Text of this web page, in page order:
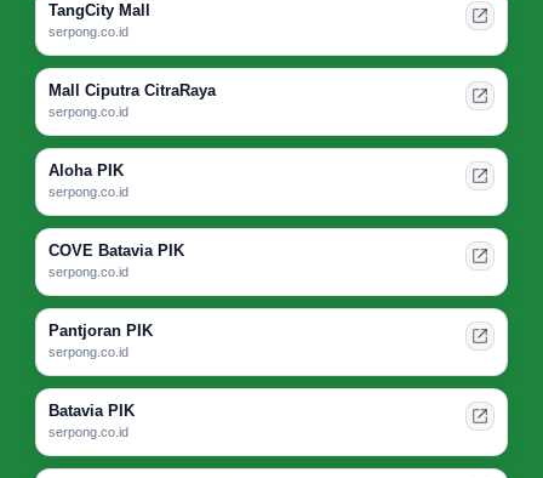
TangCity Mall
serpong.co.id
Mall Ciputra CitraRaya
serpong.co.id
Aloha PIK
serpong.co.id
COVE Batavia PIK
serpong.co.id
Pantjoran PIK
serpong.co.id
Batavia PIK
serpong.co.id